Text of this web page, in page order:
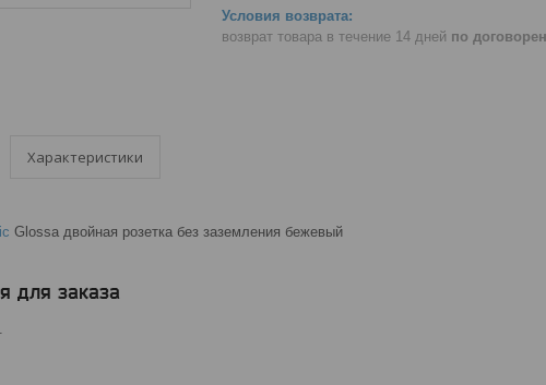
возврат товара в течение 14 дней по
Характеристики
Glossa двойная розетка без заземления бежевый
для заказа